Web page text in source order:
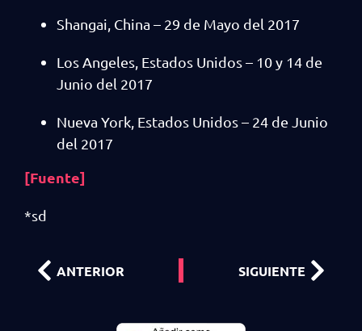
Shangai, China – 29 de Mayo del 2017
Los Angeles, Estados Unidos – 10 y 14 de
Junio del 2017
Nueva York, Estados Unidos – 24 de Junio
del 2017
[Fuente]
*sd
ANTERIOR SIGUIENTE